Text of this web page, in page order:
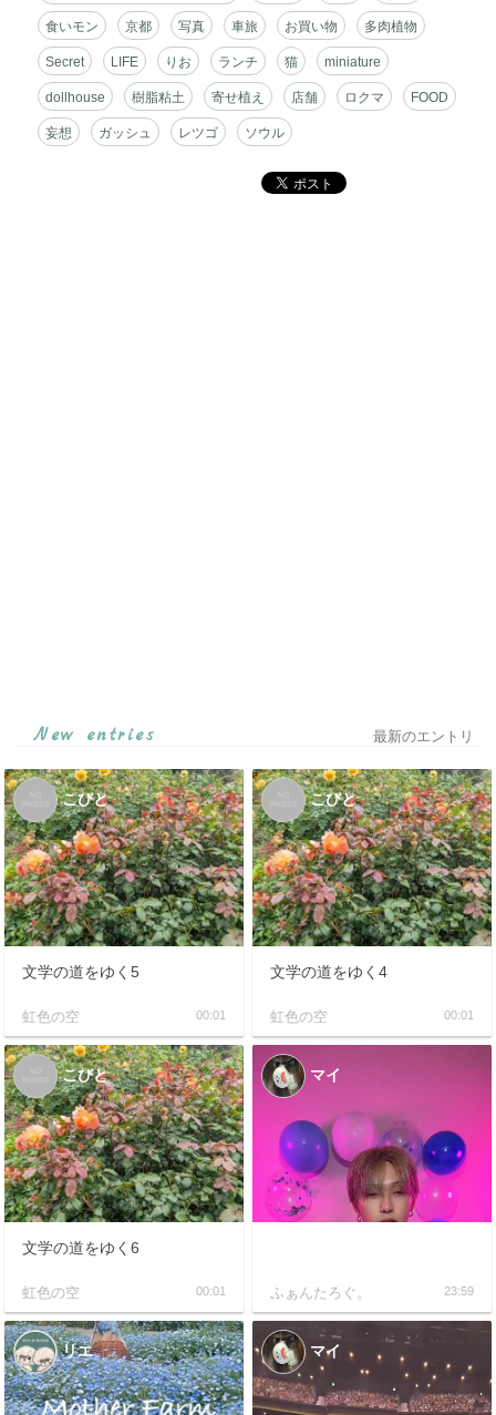
食いモン 京都 写真 車旅 お買い物 多肉植物
Secret LIFE りお ランチ 猫 miniature
dollhouse 樹脂粘土 寄せ植え 店舗 ロクマ FOOD
妄想 ガッシュ レツゴ ソウル
New entries 最新のエントリ
こびと
文学の道をゆく5
虹色の空 00:01
こびと
文学の道をゆく4
虹色の空 00:01
こびと
文学の道をゆく6
虹色の空 00:01
マイ
ふぁんたろぐ。 23:59
リエ マイ